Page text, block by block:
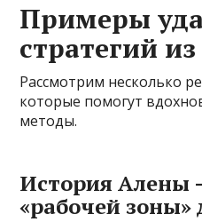
Примеры
стратегий
Рассмотрим несколько
которые помогут
методы.
История Алены
«рабочей зоны»